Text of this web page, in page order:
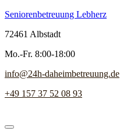
Seniorenbetreuung Lebherz
72461 Albstadt
Mo.-Fr. 8:00-18:00
info@24h-daheimbetreuung.de
+49 157 37 52 08 93